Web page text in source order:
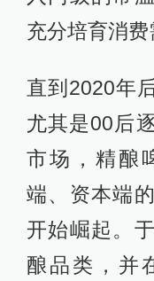
充分培育消费
直到2020年
尤其是00后
市场，精酿
端、资本端
开始崛起。
酿品类，并